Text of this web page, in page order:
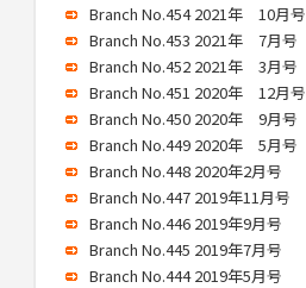
Branch No.454 2021年 10月号
Branch No.453 2021年 7月号
Branch No.452 2021年 3月号
Branch No.451 2020年 12月号
Branch No.450 2020年 9月号
Branch No.449 2020年 5月号
Branch No.448 2020年2月号
Branch No.447 2019年11月号
Branch No.446 2019年9月号
Branch No.445 2019年7月号
Branch No.444 2019年5月号